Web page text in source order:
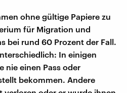
ohne gültige Papiere zu
für Migration und
bei rund 60 Prozent der Fall.
In einigen
nie einen Pass oder
bekommen. Andere